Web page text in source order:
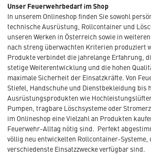
Unser Feuerwehrbedarf im Shop
In unserem Onlineshop finden Sie sowohl
technische Ausrüstung, Rollcontainer und
unseren Werken in Österreich sowie in
nach streng überwachten Kriterien produziert
Produkte verbindet die jahrelange Erfahrung,
stetige Weiterentwicklung und die hohen
maximale Sicherheit der Einsatzkräfte. Von
Stiefel, Handschuhe und Dienstbekleidung bis
Ausrüstungsprodukten wie
Pumpen, tragbare Löschsysteme oder
im Onlineshop eine Vielzahl an Produkten
Feuerwehr-Alltag nötig sind. Perfekt
völlig neu entwickelten Rollcontainer-Systeme,
verschiedenste Einsatzzwecke verfügbar sind.